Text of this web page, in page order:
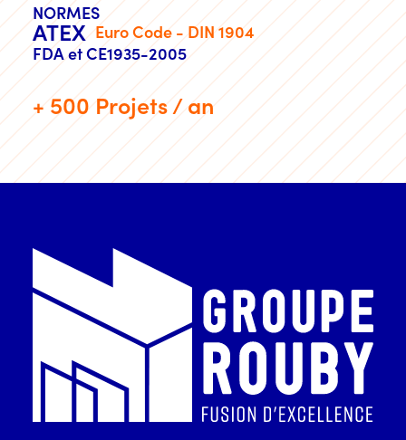
NORMES
ATEX Euro Code - DIN 1904
FDA et CE1935-2005
+ 500 Projets / an